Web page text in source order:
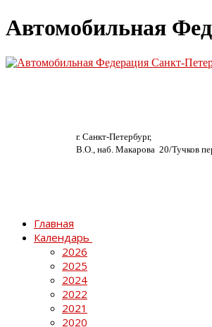
Автомобильная
г. Санкт-Петербург,
В.О., наб. Макарова 20/Тучков
Главная
Календарь
2026
2025
2024
2022
2021
2020